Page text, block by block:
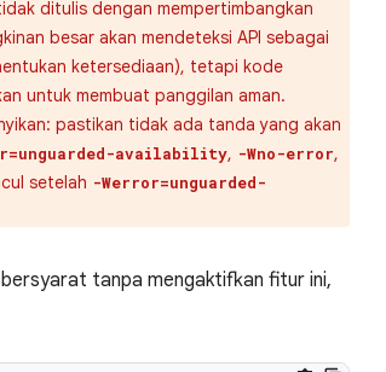
ditulis dengan mempertimbangkan
besar akan mendeteksi API sebagai
ketersediaan), tetapi kode
untuk membuat panggilan aman.
pastikan tidak ada tanda yang akan
availability, -Wno-error,
setelah -Werror=unguarded-
tanpa mengaktifkan fitur ini,